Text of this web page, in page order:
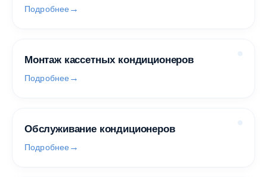
Подробнее
Монтаж кассетных кондиционеров
Подробнее
Обслуживание кондиционеров
Подробнее